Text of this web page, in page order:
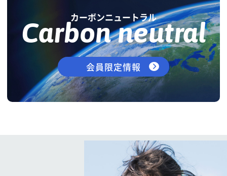
カーボンニュートラル
Carbon neutral
会員限定情報